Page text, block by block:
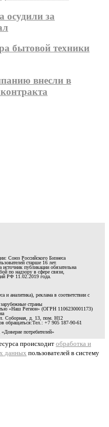
осудили за
бытовой техники
внесли в
Союз Российского Бизнеса
старше 16 лет.
публикации обязательна
по надзору в сфере связи,
РФ 11.02.2019 года.
и аналитика), реклама в соответствии с
страны
«Наш Регион» (ОГРН 1106230001173)
Соборная, д. 13, пом. Н12
обращаться:Тел.: +7 905 187-90-61
потребителей»
происходит обработка и
данных пользователей в систему